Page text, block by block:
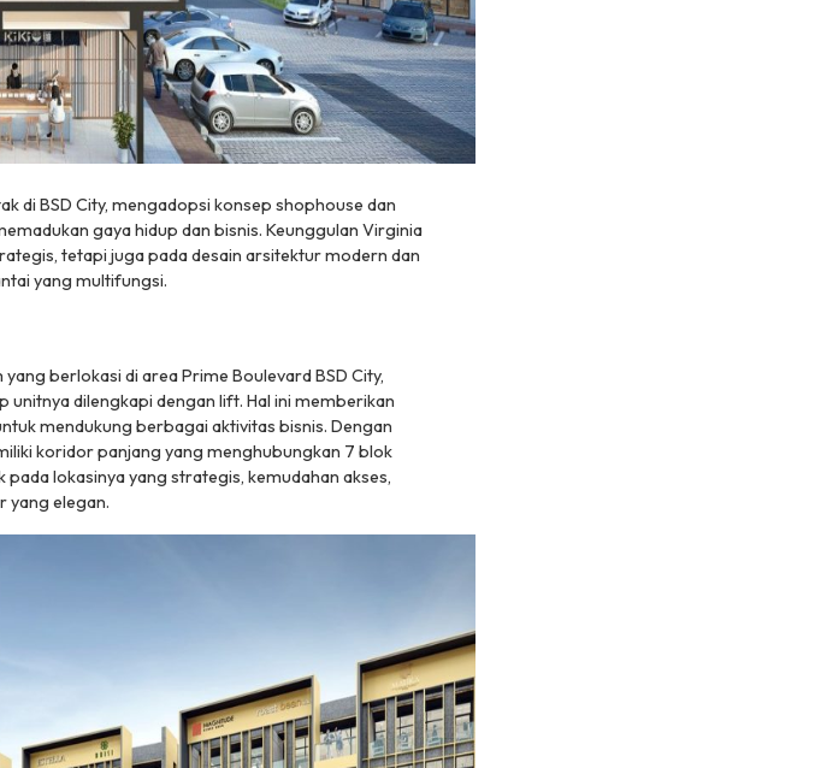
di BSD City, mengadopsi konsep shophouse dan
gaya hidup dan bisnis. Keunggulan Virginia
tetapi juga pada desain arsitektur modern dan
yang multifungsi.
berlokasi di area Prime Boulevard BSD City,
dilengkapi dengan lift. Hal ini memberikan
mendukung berbagai aktivitas bisnis. Dengan
koridor panjang yang menghubungkan 7 blok
lokasinya yang strategis, kemudahan akses,
yang elegan.